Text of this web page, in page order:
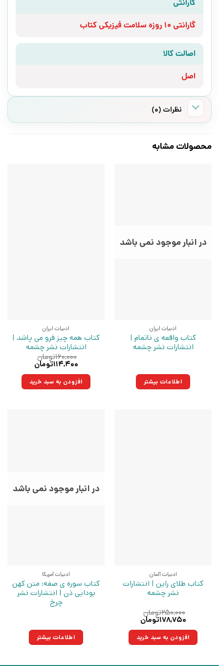
گارانتی
گارانتی 10 روزه سلامت فیزیکی کتاب
اصالت کالا
اصل
نظرات (0)
محصولات مشابه
در انبار موجود نمی باشد
ادبیات ایران
کتاب واقعه ی ناتمام |
انتشارات نشر چشمه
اطلاعات بیشتر
ادبیات ایران
کتاب همه چیز فرو می پاشد |
انتشارات نشر چشمه
۱۶۰,۰۰۰تومان
قیمت
۱۶۰,۰۰۰تومان
بود.
۱۱۴,۴۰۰تومان
۱۱۴,۴۰۰تومان.افزودن به سبد خرید
ادبیات آلمان
کتاب طلای راین | انتشارات
نشر چشمه
۲۵۰,۰۰۰تومان
قیمت
۲۵۰,۰۰۰تومان
بود.
۱۷۸,۷۵۰تومان
۱۷۸,۷۵۰تومان.افزودن به سبد خرید
در انبار موجود نمی باشد
ادبیات آمریکا
کتاب سوره ی صفه: متن کهن
بودایی ذن | انتشارات نشر
چرخ
اطلاعات بیشتر